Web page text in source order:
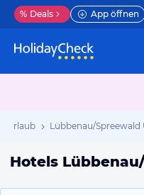
% Deals App öffnen
Urlaub Lübbenau/Spreewald
Hotels